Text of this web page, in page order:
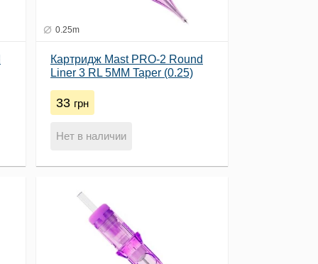
0.25m
Картридж Mast PRO-2 Round
Liner 3 RL 5MM Taper (0.25)
33 грн
Нет в наличии